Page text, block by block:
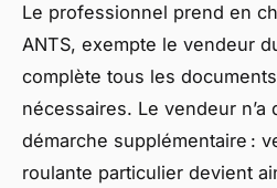
Le professionnel prend en
ANTS, exempte le vendeur
complète tous les
nécessaires. Le vendeur n’a
démarche supplémentaire :
roulante particulier devient